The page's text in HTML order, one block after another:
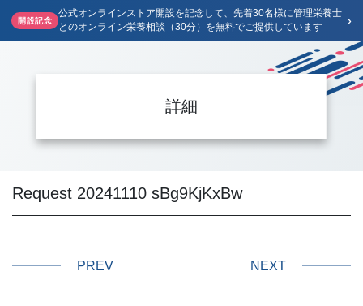
開設記念
公式オンラインストア開設を記念して、先着30名様に管理栄養士
とのオンライン栄養相談（30分）を無料でご提供しています
›
詳細
Request 20241110 sBg9KjKxBw
PREV NEXT